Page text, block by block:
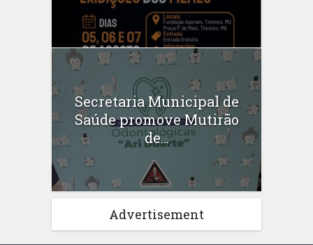
Secretaria Municipal de
Saúde promove Mutirão
de...
Advertisement